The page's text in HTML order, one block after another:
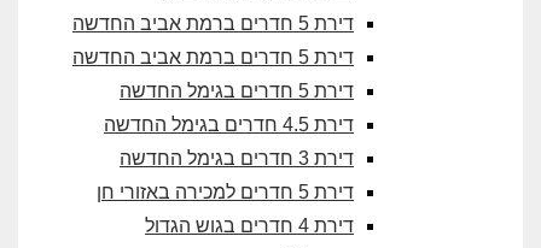
דירת 5 חדרים ברמת אביב החדשה
דירת 5 חדרים ברמת אביב החדשה
דירת 5 חדרים בגימל החדשה
דירת 4.5 חדרים בגימל החדשה
דירת 3 חדרים בגימל החדשה
דירת 5 חדרים למכירה באזורי חן
דירת 4 חדרים בגוש הגדול